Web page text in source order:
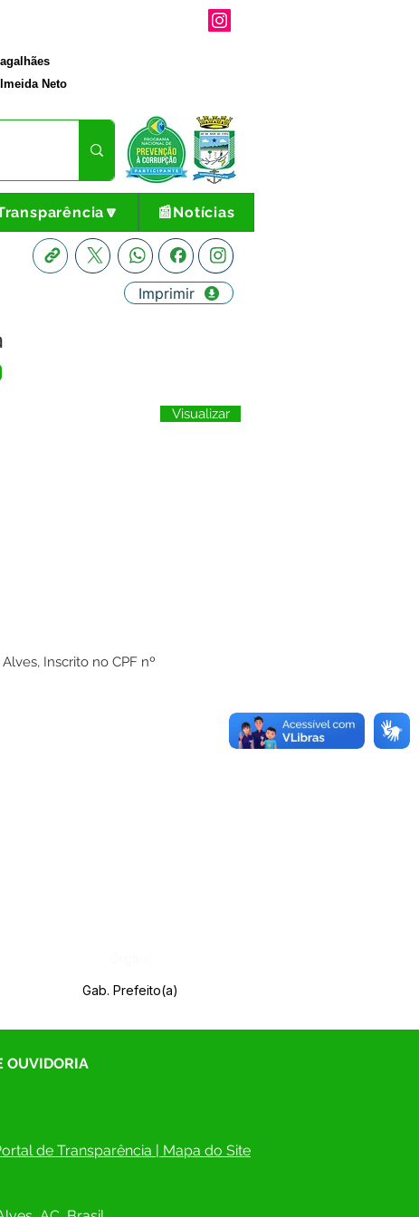
Neto
📰Notícias
Imprimir
Visualizar
Inscrito no CPF nº
Gab. Prefeito(a)
OUVIDORIA
de Transparência | Mapa do Site